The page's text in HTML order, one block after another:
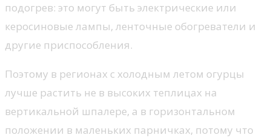
подогрев: это могут быть электрические или
керосиновые лампы, ленточные обогреватели и
другие приспособления.
Поэтому в регионах с холодным летом огурцы
лучше растить не в высоких теплицах на
вертикальной шпалере, а в горизонтальном
положении в маленьких парничках, потому что